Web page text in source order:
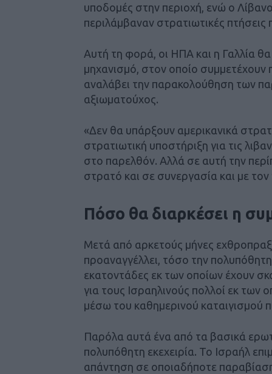
υποδομές στην περιοχή, ενώ ο
περιλάμβαναν στρατιωτικές
Αυτή τη φορά, οι ΗΠΑ και η Γαλλία
μηχανισμό, στον οποίο συμμετέχουν
αναλάβει την παρακολούθηση των
αξιωματούχος.
«Δεν θα υπάρξουν αμερικανικά
στρατιωτική υποστήριξη για τις
στο παρελθόν. Αλλά σε αυτή την
στρατό και σε συνεργασία και με
Πόσο θα διαρκέσει η
Μετά από αρκετούς μήνες
προαναγγέλλει, τόσο την
εκατοντάδες εκ των οποίων έχουν
για τους Ισραηλινούς πολλοί εκ των
μέσω του καθημερινού καταιγισμού
Παρόλα αυτά ένα από τα βασικά
πολυπόθητη εκεχειρία. Το Ισραήλ
απάντηση σε οποιαδήποτε